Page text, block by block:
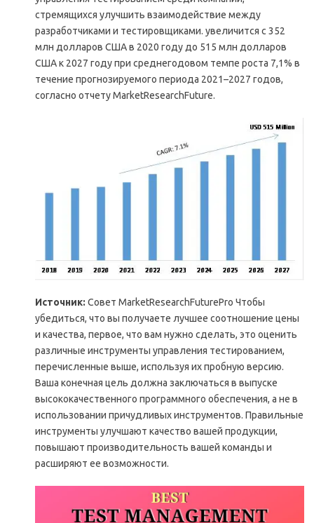
стремящихся улучшить взаимодействие между
разработчиками и тестировщиками. увеличится с 352
млн долларов США в 2020 году до 515 млн долларов
США к 2027 году при среднегодовом темпе роста 7,1% в
течение прогнозируемого периода 2021–2027 годов,
согласно отчету MarketResearchFuture.
Источник: Совет MarketResearchFuturePro Чтобы
убедиться, что вы получаете лучшее соотношение цены
и качества, первое, что вам нужно сделать, это оценить
различные инструменты управления тестированием,
перечисленные выше, используя их пробную версию.
Ваша конечная цель должна заключаться в выпуске
высококачественного программного обеспечения, а не в
использовании причудливых инструментов. Правильные
инструменты улучшают качество вашей продукции,
повышают производительность вашей команды и
расширяют ее возможности.